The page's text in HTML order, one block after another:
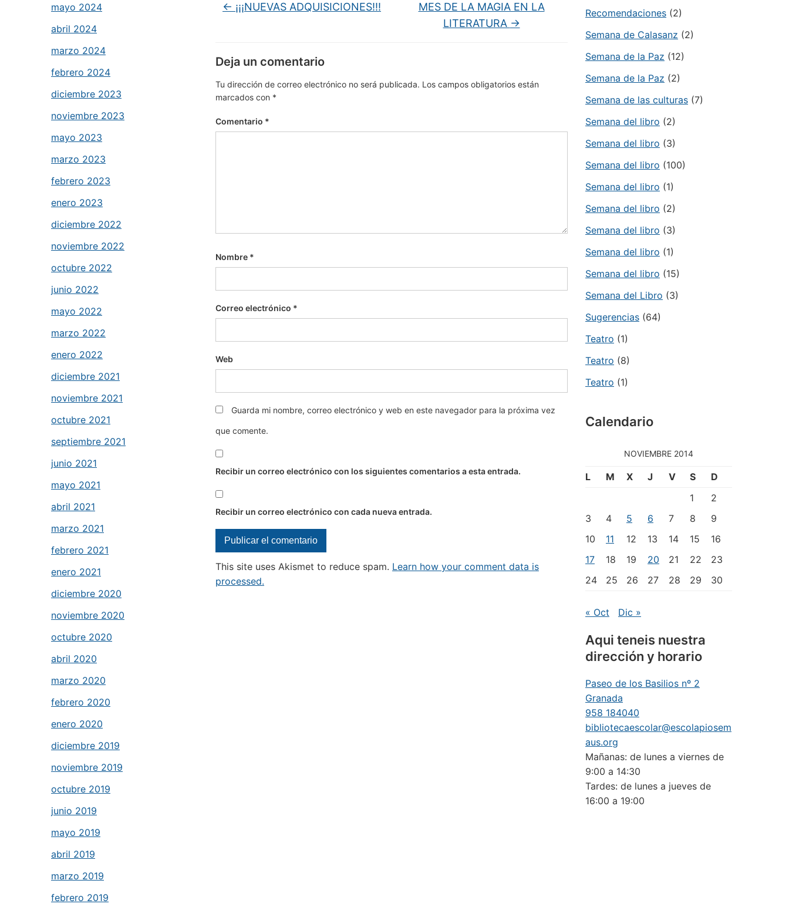
mayo 2024
abril 2024
marzo 2024
febrero 2024
diciembre 2023
noviembre 2023
mayo 2023
marzo 2023
febrero 2023
enero 2023
diciembre 2022
noviembre 2022
octubre 2022
junio 2022
mayo 2022
marzo 2022
enero 2022
diciembre 2021
noviembre 2021
octubre 2021
septiembre 2021
junio 2021
mayo 2021
abril 2021
marzo 2021
febrero 2021
enero 2021
diciembre 2020
noviembre 2020
octubre 2020
abril 2020
marzo 2020
febrero 2020
enero 2020
diciembre 2019
noviembre 2019
octubre 2019
junio 2019
mayo 2019
abril 2019
marzo 2019
febrero 2019
← ¡¡¡NUEVAS ADQUISICIONES!!!
MES DE LA MAGIA EN LA
LITERATURA →
Deja un comentario
Tu dirección de correo electrónico no será publicada. Los campos obligatorios están
marcados con *
Comentario *
Nombre *
Correo electrónico *
Web
Guarda mi nombre, correo electrónico y web en este navegador para la próxima vez
que comente.
Recibir un correo electrónico con los siguientes comentarios a esta entrada.
Recibir un correo electrónico con cada nueva entrada.
This site uses Akismet to reduce spam. Learn how your comment data is
processed.
Recomendaciones (2)
Semana de Calasanz (2)
Semana de la Paz (12)
Semana de la Paz (2)
Semana de las culturas (7)
Semana del libro (2)
Semana del libro (3)
Semana del libro (100)
Semana del libro (1)
Semana del libro (2)
Semana del libro (3)
Semana del libro (1)
Semana del libro (15)
Semana del Libro (3)
Sugerencias (64)
Teatro (1)
Teatro (8)
Teatro (1)
Calendario
NOVIEMBRE 2014
L M X J V S
D
1
2
3
4 5 6 7 8
9
10
11 12 13 14 15
16
17
18 19 20 21 22
23
24
25 26 27 28 29 30
« Oct Dic »
Aqui teneis nuestra
dirección y horario
Paseo de los Basilios nº 2
Granada
958 184040
bibliotecaescolar@escolapiosem
aus.org
Mañanas: de lunes a viernes de
9:00 a 14:30
Tardes: de lunes a jueves de
16:00 a 19:00